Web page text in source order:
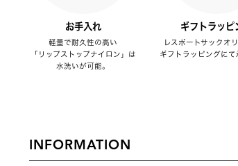
お手入れ
軽量で耐久性の高い
「リップストップナイロン」は
水洗いが可能。
ギフトラッピ
レスポートサックオ
ギフトラッピングにて
INFORMATION